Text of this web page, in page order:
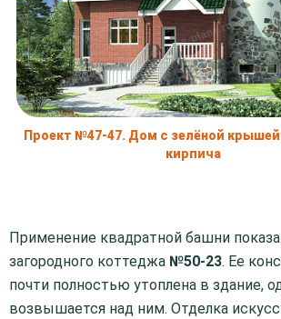
Проект №47-47. Дом с зелёной крышей
кирпича
Применение квадратной башни
загородного коттеджа №50-23. Ее
почти полностью утоплена в здание,
возвышается над ним. Отделка